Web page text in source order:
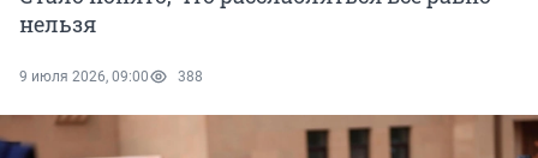
нельзя
9 июля 2026, 09:00 388